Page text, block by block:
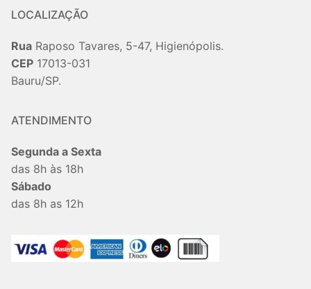
LOCALIZAÇÃO
Rua Raposo Tavares, 5-47, Higienópolis.
CEP 17013-031
Bauru/SP.
ATENDIMENTO
Segunda a Sexta
das 8h às 18h
Sábado
das 8h as 12h